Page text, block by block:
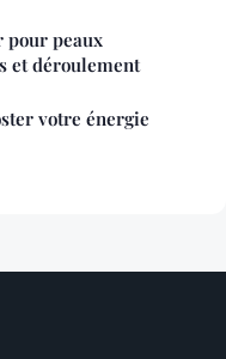
pour peaux
et déroulement
votre énergie